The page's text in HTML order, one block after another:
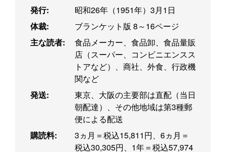
発行:
昭和26年（1951年）3月1日
体裁:
ブランケット版 8～16ページ
主な読者:
食品メーカー、食品卸、食品量販
店（スーパー、コンビニエンスス
トアなど）、商社、外食、行政機
関など
発送:
東京、大阪の主要部は直配（当日
朝配達）、その他地域は第3種郵
便による配送
購読料:
3ヵ月＝税込15,811円、6ヵ月＝
税込30,305円、1年＝税込57,974